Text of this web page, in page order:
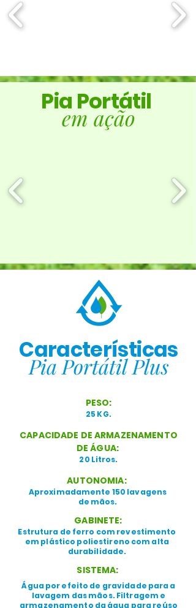
Pia Portátil
em ação
Características
Pia Portátil Plus
PESO:
25 KG.
CAPACIDADE DE ARMAZENAMENTO
DE ÁGUA:
20 Litros.
AUTONOMIA:
Aproximadamente 150 lavagens
de mãos.
GABINETE:
Estrutura de ferro com revestimento
em plástico poliestireno com alta
durabilidade.
SISTEMA:
Água por efeito de gravidade para a
lavagem das mãos. Filtragem e
armazenamento da água para reúso